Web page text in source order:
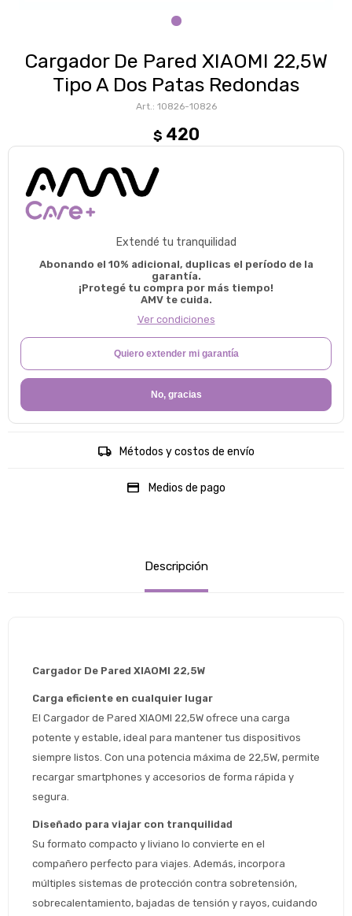
Cargador De Pared XIAOMI 22,5W
Tipo A Dos Patas Redondas
10826-10826
$ 420
Extendé tu tranquilidad
Abonando el 10% adicional, duplicas el período de la
garantía.
¡Protegé tu compra por más tiempo!
AMV te cuida.
Ver condiciones
Quiero extender mi garantía
No, gracias
Métodos y costos de envío
Medios de pago
Descripción
Cargador De Pared XIAOMI 22,5W
Carga eficiente en cualquier lugar
El Cargador de Pared XIAOMI 22,5W ofrece una carga
potente y estable, ideal para mantener tus dispositivos
siempre listos. Con una potencia máxima de 22,5W, permite
recargar smartphones y accesorios de forma rápida y
segura.
Diseñado para viajar con tranquilidad
Su formato compacto y liviano lo convierte en el
compañero perfecto para viajes. Además, incorpora
múltiples sistemas de protección contra sobretensión,
sobrecalentamiento, bajadas de tensión y rayos, cuidando